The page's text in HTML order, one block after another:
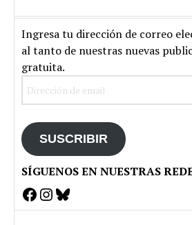
Ingresa tu dirección de correo
al tanto de nuestras nuevas
gratuita.
SUSCRIBIR
SÍGUENOS EN NUESTRAS
Facebook
Instagram
Bluesky